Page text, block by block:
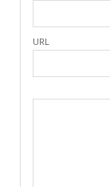
URL